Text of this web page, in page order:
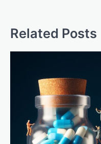
Related Posts